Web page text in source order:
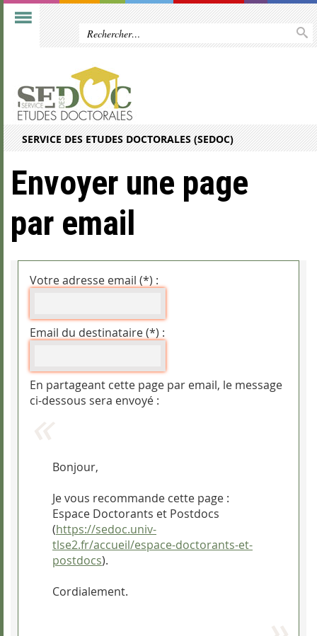
SERVICE DES ETUDES DOCTORALES (SEDOC)
Envoyer une page
par email
Votre adresse email (*) :
Email du destinataire (*) :
En partageant cette page par email, le message
ci-dessous sera envoyé :
Bonjour,
Je vous recommande cette page :
Espace Doctorants et Postdocs
(https://sedoc.univ-
tlse2.fr/accueil/espace-doctorants-et-
postdocs).
Cordialement.